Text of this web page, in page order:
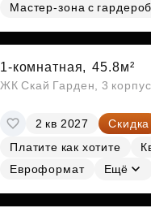
Мастер-зона с
1-комнатная, 45.8м²
ЖК Скай Гарден, 3
2 кв 2027 Скидка
Платите как хотите
Евроформат
Ещё